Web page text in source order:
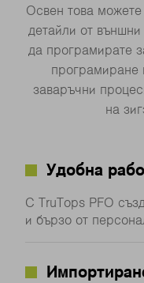
Освен това
детайли от
да програмирате
програмиране
заваръчни
на
Удобна
С TruTops PFO
и бързо от